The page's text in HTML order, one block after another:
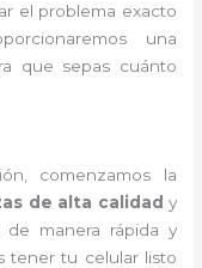
el problema exacto
una
que sepas cuánto
comenzamos la
de alta calidad y
de manera rápida y
tener tu celular listo